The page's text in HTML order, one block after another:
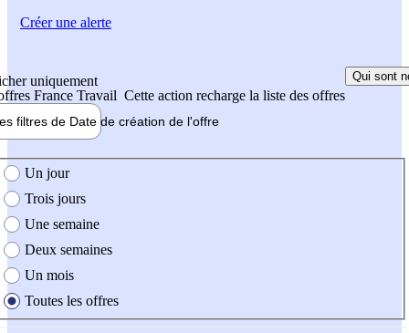
uniquement
France Travail Cette action recharge la liste des offres
Qui sont
filtres de Date de création de l'offre
création de l'offre
Un jour
Trois jours
Une semaine
Deux semaines
Un mois
Toutes les offres
Créer une alerte